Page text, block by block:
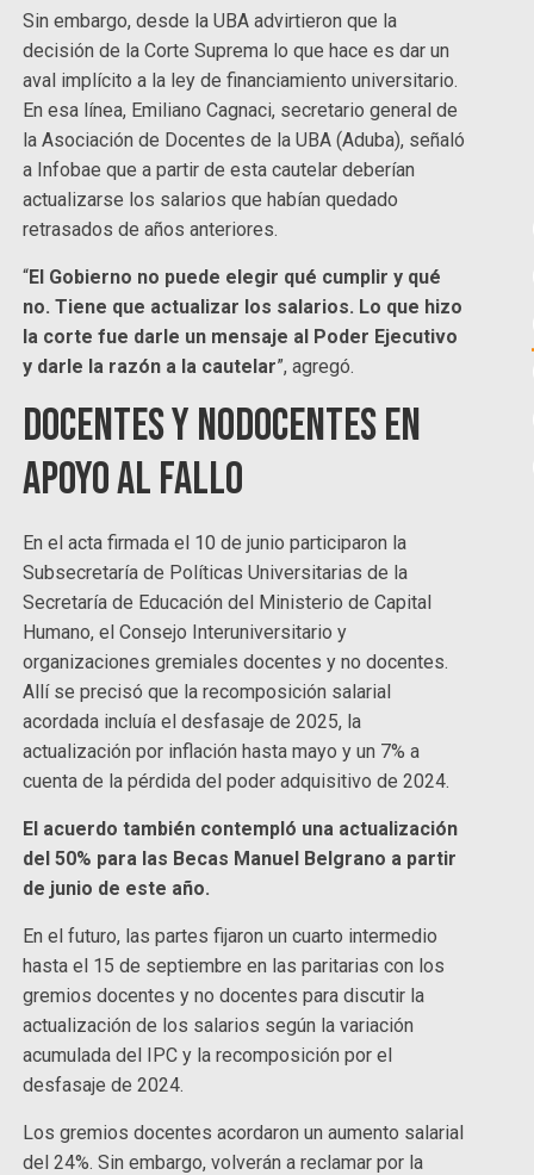
Sin embargo, desde la UBA advirtieron que la
decisión de la Corte Suprema lo que hace es dar un
aval implícito a la ley de financiamiento universitario.
En esa línea, Emiliano Cagnaci, secretario general de
la Asociación de Docentes de la UBA (Aduba), señaló
a Infobae que a partir de esta cautelar deberían
actualizarse los salarios que habían quedado
retrasados de años anteriores.
“El Gobierno no puede elegir qué cumplir y qué
no. Tiene que actualizar los salarios. Lo que hizo
la corte fue darle un mensaje al Poder Ejecutivo
y darle la razón a la cautelar”, agregó.
Docentes y Nodocentes en
apoyo al fallo
En el acta firmada el 10 de junio participaron la
Subsecretaría de Políticas Universitarias de la
Secretaría de Educación del Ministerio de Capital
Humano, el Consejo Interuniversitario y
organizaciones gremiales docentes y no docentes.
Allí se precisó que la recomposición salarial
acordada incluía el desfasaje de 2025, la
actualización por inflación hasta mayo y un 7% a
cuenta de la pérdida del poder adquisitivo de 2024.
El acuerdo también contempló una actualización
del 50% para las Becas Manuel Belgrano a partir
de junio de este año.
En el futuro, las partes fijaron un cuarto intermedio
hasta el 15 de septiembre en las paritarias con los
gremios docentes y no docentes para discutir la
actualización de los salarios según la variación
acumulada del IPC y la recomposición por el
desfasaje de 2024.
Los gremios docentes acordaron un aumento salarial
del 24%. Sin embargo, volverán a reclamar por la